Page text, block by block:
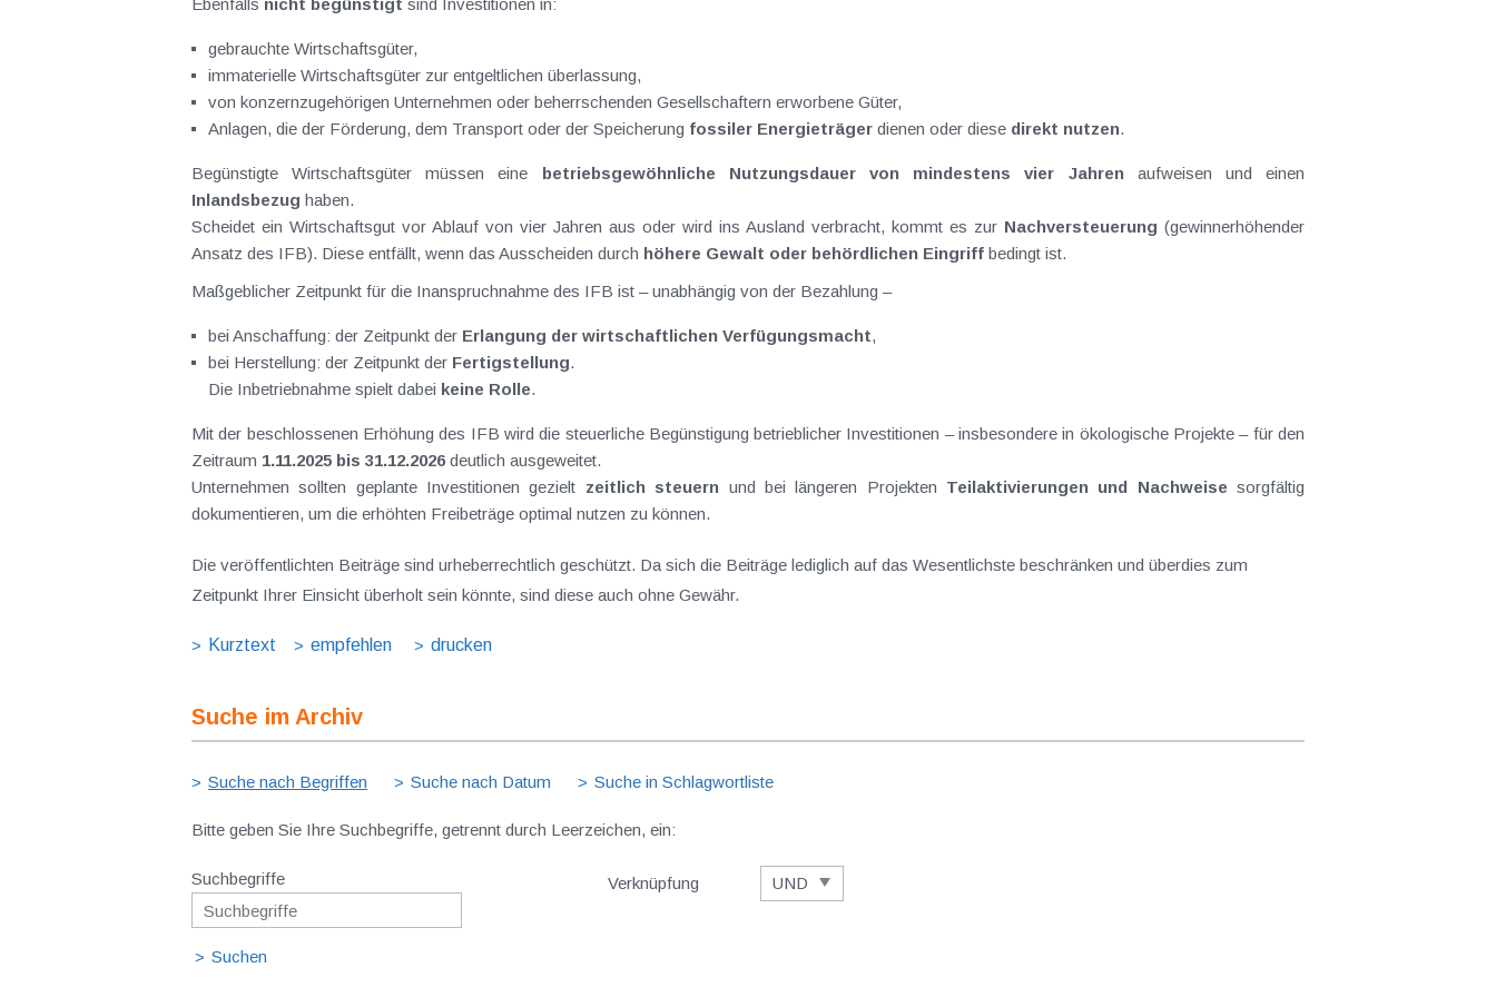
Ebenfalls nicht begünstigt sind Investitionen in:
gebrauchte Wirtschaftsgüter,
immaterielle Wirtschaftsgüter zur entgeltlichen überlassung,
von konzernzugehörigen Unternehmen oder beherrschenden Gesellschaftern erworbene Güter,
Anlagen, die der Förderung, dem Transport oder der Speicherung fossiler Energieträger dienen oder diese direkt nutzen.
Begünstigte Wirtschaftsgüter müssen eine betriebsgewöhnliche Nutzungsdauer von mindestens vier Jahrenaufweisen und einen
Inlandsbezug haben.
Scheidet ein Wirtschaftsgut vor Ablauf von vier Jahren aus oder wird ins Ausland verbracht, kommt es zur Nachversteuerung (gewinnerhöhender
Ansatz des IFB). Diese entfällt, wenn das Ausscheiden durch höhere Gewalt oder behördlichen Eingriff bedingt ist.
Maßgeblicher Zeitpunkt für die Inanspruchnahme des IFB ist – unabhängig von der Bezahlung –
bei Anschaffung: der Zeitpunkt der Erlangung der wirtschaftlichen Verfügungsmacht,
bei Herstellung: der Zeitpunkt der Fertigstellung.
Die Inbetriebnahme spielt dabei keine Rolle.
Mit der beschlossenen Erhöhung des IFB wird die steuerliche Begünstigung betrieblicher Investitionen – insbesondere in ökologische Projekte – für den
Zeitraum 1.11.2025 bis 31.12.2026 deutlich ausgeweitet.
Unternehmen sollten geplante Investitionen gezielt zeitlich steuern und bei längeren Projekten Teilaktivierungen und Nachweise sorgfältig
dokumentieren, um die erhöhten Freibeträge optimal nutzen zu können.
Die veröffentlichten Beiträge sind urheberrechtlich geschützt. Da sich die Beiträge lediglich auf das Wesentlichste beschränken und überdies zum
Zeitpunkt Ihrer Einsicht überholt sein könnte, sind diese auch ohne Gewähr.
Kurztext empfehlen drucken
Suche im Archiv
Suche nach Begriffen Suche nach Datum Suche in Schlagwortliste
Bitte geben Sie Ihre Suchbegriffe, getrennt durch Leerzeichen, ein:
Suchbegriffe Verknüpfung